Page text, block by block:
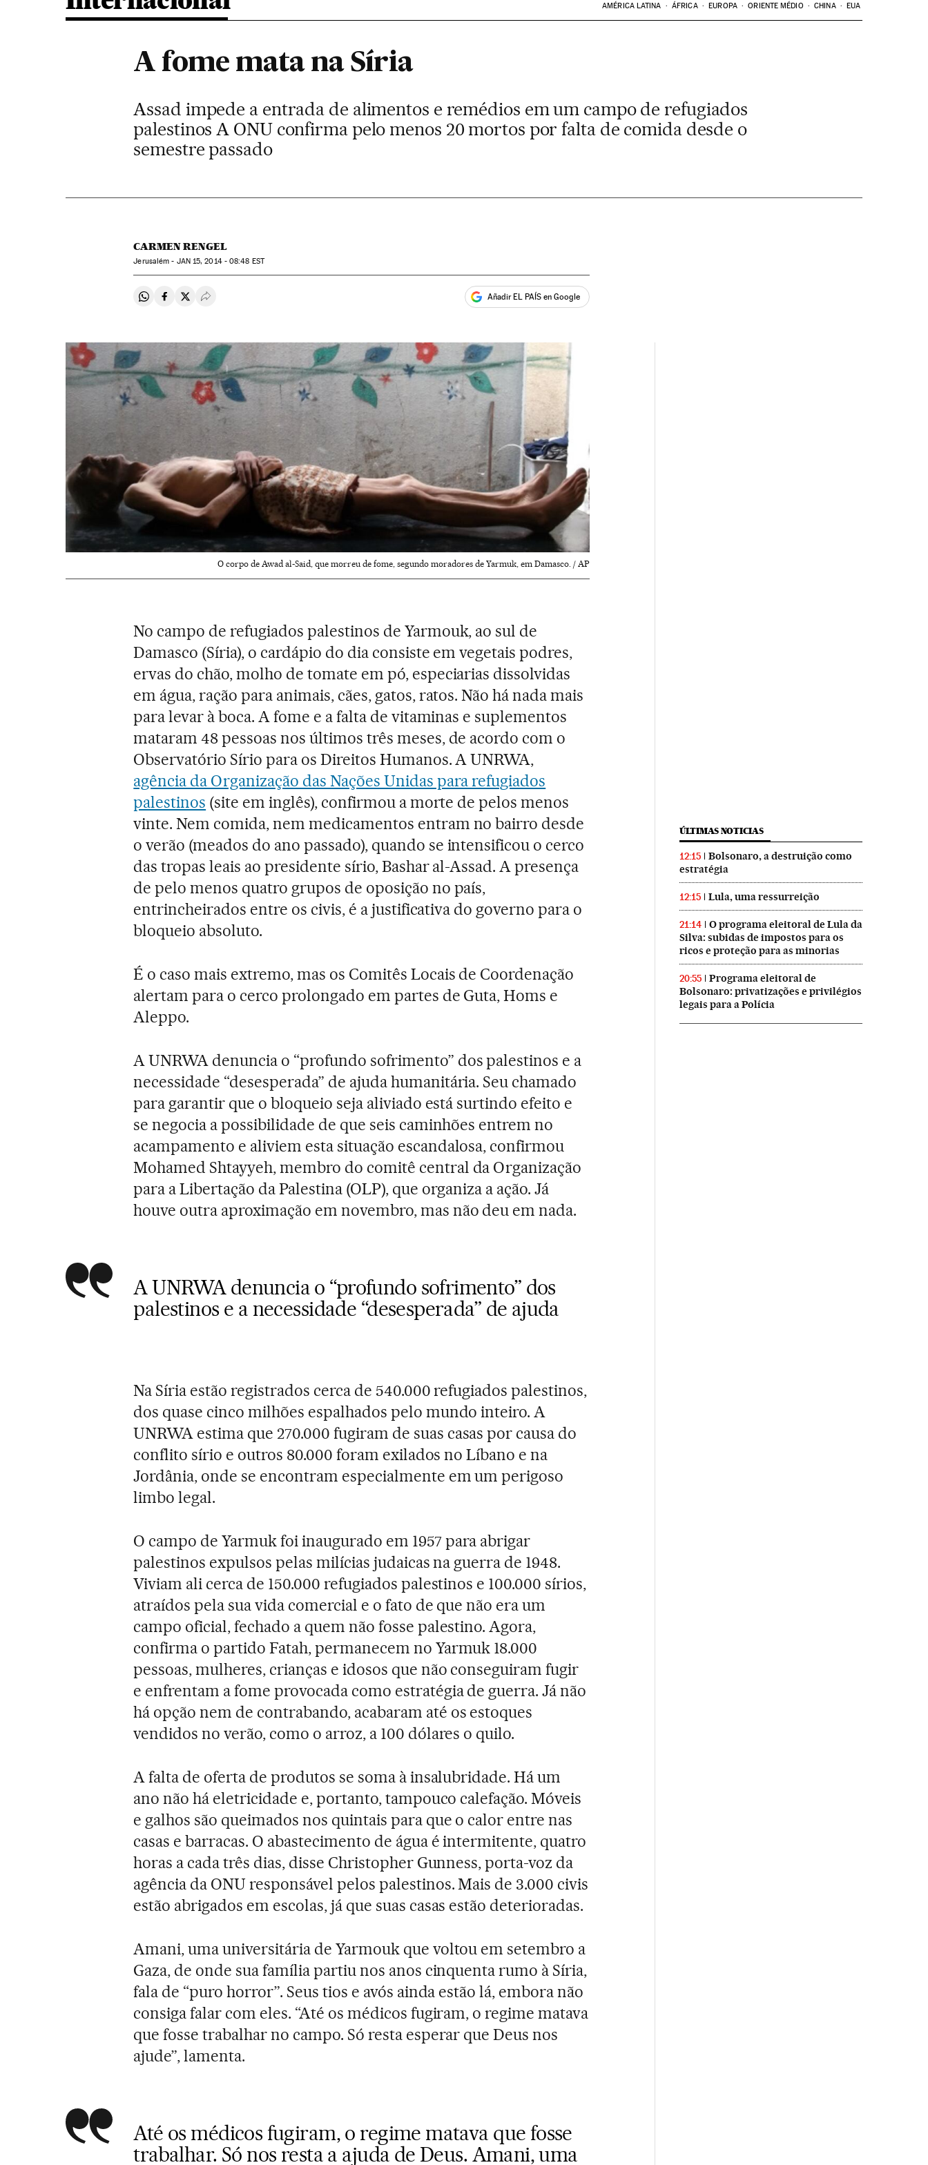
AMÉRICA LATINA ÁFRICA EUROPA ORIENTE MÉDIO CHINA EUA
A fome mata na Síria
Assad impede a entrada de alimentos e remédios em um campo de refugiados
palestinos A ONU confirma pelo menos 20 mortos por falta de comida desde o
semestre passado
CARMEN RENGEL
Jerusalém - JAN15, 2014 - 08:48 EST
Compartir en Whatsapp
Compartir en Facebook
Compartir en Twitter
Desplegar Redes Sociales Añadir EL PAÍS en Google
O corpo de Awad al-Said, que morreu de fome, segundo moradores de Yarmuk, em Damasco. / AP
No campo de refugiados palestinos de Yarmouk, ao sul de
Damasco (Síria), o cardápio do dia consiste em vegetais podres,
ervas do chão, molho de tomate em pó, especiarias dissolvidas
em água, ração para animais, cães, gatos, ratos. Não há nada mais
para levar à boca. A fome e a falta de vitaminas e suplementos
mataram 48 pessoas nos últimos três meses, de acordo com o
Observatório Sírio para os Direitos Humanos. A UNRWA,
agência da Organização das Nações Unidas para refugiados
palestinos (site em inglês), confirmou a morte de pelos menos
vinte. Nem comida, nem medicamentos entram no bairro desde
o verão (meados do ano passado), quando se intensificou o cerco
das tropas leais ao presidente sírio, Bashar al-Assad. A presença
de pelo menos quatro grupos de oposição no país,
entrincheirados entre os civis, é a justificativa do governo para o
bloqueio absoluto.
É o caso mais extremo, mas os Comitês Locais de Coordenação
alertam para o cerco prolongado em partes de Guta, Homs e
Aleppo.
A UNRWA denuncia o “profundo sofrimento” dos palestinos e a
necessidade “desesperada” de ajuda humanitária. Seu chamado
para garantir que o bloqueio seja aliviado está surtindo efeito e
se negocia a possibilidade de que seis caminhões entrem no
acampamento e aliviem esta situação escandalosa, confirmou
Mohamed Shtayyeh, membro do comitê central da Organização
para a Libertação da Palestina (OLP), que organiza a ação. Já
houve outra aproximação em novembro, mas não deu em nada.
A UNRWA denuncia o “profundo sofrimento” dos
palestinos e a necessidade “desesperada” de ajuda
Na Síria estão registrados cerca de 540.000 refugiados palestinos,
dos quase cinco milhões espalhados pelo mundo inteiro. A
UNRWA estima que 270.000 fugiram de suas casas por causa do
conflito sírio e outros 80.000 foram exilados no Líbano e na
Jordânia, onde se encontram especialmente em um perigoso
limbo legal.
O campo de Yarmuk foi inaugurado em 1957 para abrigar
palestinos expulsos pelas milícias judaicas na guerra de 1948.
Viviam ali cerca de 150.000 refugiados palestinos e 100.000 sírios,
atraídos pela sua vida comercial e o fato de que não era um
campo oficial, fechado a quem não fosse palestino. Agora,
confirma o partido Fatah, permanecem no Yarmuk 18.000
pessoas, mulheres, crianças e idosos que não conseguiram fugir
e enfrentam a fome provocada como estratégia de guerra. Já não
há opção nem de contrabando, acabaram até os estoques
vendidos no verão, como o arroz, a 100 dólares o quilo.
A falta de oferta de produtos se soma à insalubridade. Há um
ano não há eletricidade e, portanto, tampouco calefação. Móveis
e galhos são queimados nos quintais para que o calor entre nas
casas e barracas. O abastecimento de água é intermitente, quatro
horas a cada três dias, disse Christopher Gunness, porta-voz da
agência da ONU responsável pelos palestinos. Mais de 3.000 civis
estão abrigados em escolas, já que suas casas estão deterioradas.
Amani, uma universitária de Yarmouk que voltou em setembro a
Gaza, de onde sua família partiu nos anos cinquenta rumo à Síria,
fala de “puro horror”. Seus tios e avós ainda estão lá, embora não
consiga falar com eles. “Até os médicos fugiram, o regime matava
que fosse trabalhar no campo. Só resta esperar que Deus nos
ajude”, lamenta.
Até os médicos fugiram, o regime matava que fosse
trabalhar. Só nos resta a ajuda de Deus. Amani, uma
ÚLTIMAS NOTICIAS
12:15
Bolsonaro, a destruição como
estratégia
12:15 Lula, uma ressurreição
21:14
O programa eleitoral de Lula da
Silva: subidas de impostos para os
ricos e proteção para as minorias
20:55
Programa eleitoral de
Bolsonaro: privatizações e privilégios
legais para a Polícia